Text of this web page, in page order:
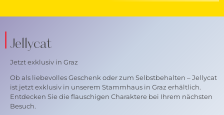
Jellycat
Jetzt exklusiv in Graz
Ob als liebevolles Geschenk oder zum Selbstbehalten – Jellycat
ist jetzt exklusiv in unserem Stammhaus in Graz erhältlich.
Entdecken Sie die flauschigen Charaktere bei Ihrem nächsten
Besuch.